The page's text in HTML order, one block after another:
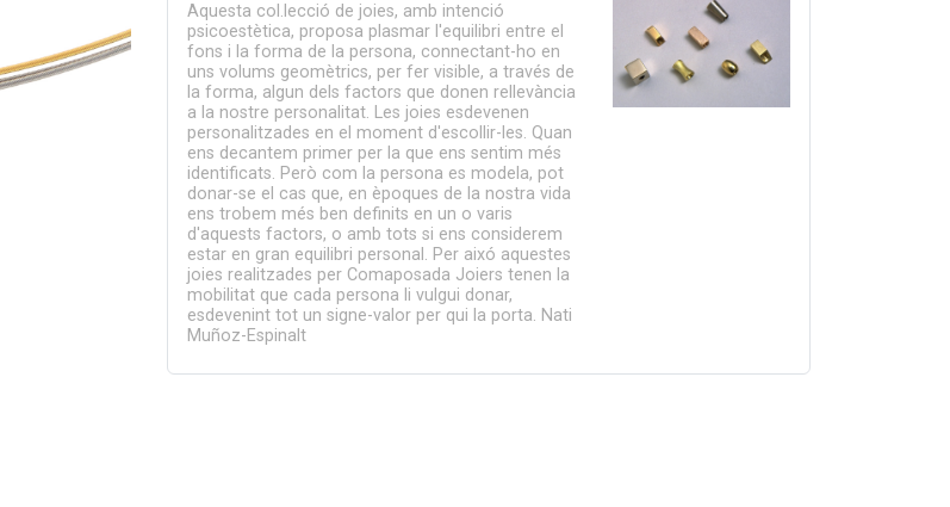
Aquesta col.lecció de joies, amb intenció
psicoestètica, proposa plasmar l'equilibri entre el
fons i la forma de la persona, connectant-ho en
uns volums geomètrics, per fer visible, a través de
la forma, algun dels factors que donen rellevància
a la nostre personalitat. Les joies esdevenen
personalitzades en el moment d'escollir-les. Quan
ens decantem primer per la que ens sentim més
identificats. Però com la persona es modela, pot
donar-se el cas que, en èpoques de la nostra vida
ens trobem més ben definits en un o varis
d'aquests factors, o amb tots si ens considerem
estar en gran equilibri personal. Per aixó aquestes
joies realitzades per Comaposada Joiers tenen la
mobilitat que cada persona li vulgui donar,
esdevenint tot un signe-valor per qui la porta. Nati
Muñoz-Espinalt